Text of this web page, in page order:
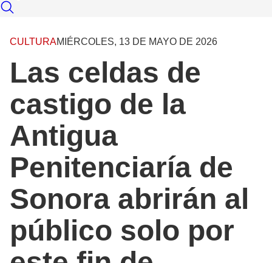
CULTURAMIÉRCOLES, 13 DE MAYO DE 2026
Las celdas de
castigo de la
Antigua
Penitenciaría de
Sonora abrirán al
público solo por